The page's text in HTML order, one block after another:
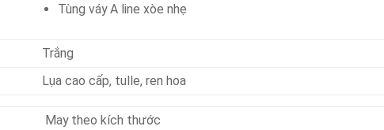
Tùng váy A line xòe nhẹ
Trắng
Lụa cao cấp, tulle, ren hoa
May theo kích thước